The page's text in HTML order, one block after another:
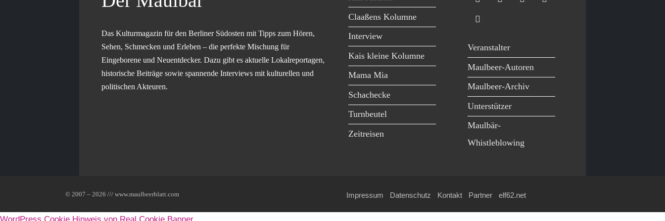
Das Kulturmagazin für den Berliner Südosten mit Tipps zum Hören,
Sehen, Schmecken und Erleben – die perfekte Mischung für
Eingeborene und Neuentdecker. Dazu gibt es aktuelle Lokalreportagen,
historische Beiträge sowie spannende Interviews mit kulturellen und
politischen Akteuren.
Claaßens Kolumne
Interview
Kais kleine Kolumne
Mama Mia
Schachecke
Turnbeutel
Zeitreisen
Veranstalter
Maulbeer-Autoren
Maulbeer-Archiv
Unterstützer
Maulbär-
Whistleblowing
© 2007 – 2026 /// www.maulbeerblatt.com Impressum Datenschutz Kontakt Partner elf62.net